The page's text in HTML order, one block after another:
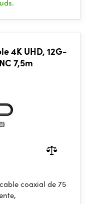
4K UHD, 12G-
7,5m
coaxial de 75